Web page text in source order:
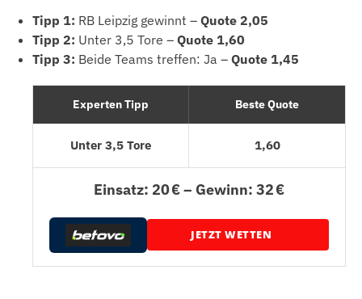
Tipp 1: RB Leipzig gewinnt – Quote 2,05
Tipp 2: Unter 3,5 Tore – Quote 1,60
Tipp 3: Beide Teams treffen: Ja – Quote 1,45
Experten Tipp Beste Quote
Unter 3,5 Tore 1,60
Einsatz: 20 € – Gewinn: 32 €
JETZT WETTEN